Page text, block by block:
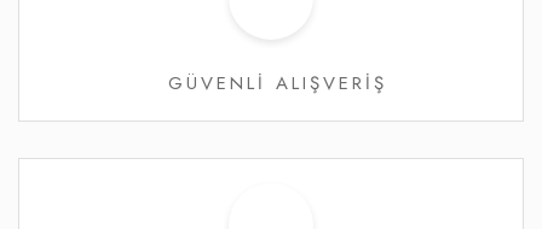
GÜVENLİ ALIŞVERİŞ